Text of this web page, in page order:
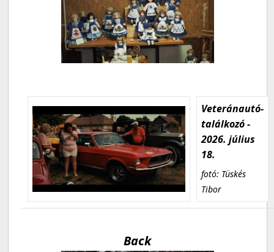
Veteránautó-
találkozó -
2026. július
18.
fotó: Tüskés
Tibor
Back